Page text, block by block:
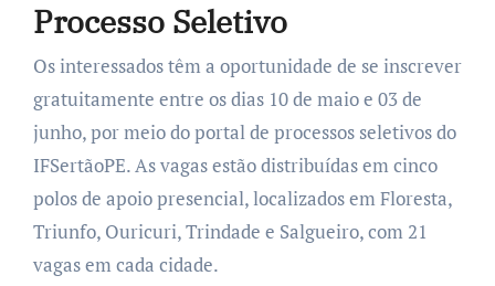
Processo Seletivo
Os interessados têm a oportunidade de se inscrever
gratuitamente entre os dias 10 de maio e 03 de
junho, por meio do portal de processos seletivos do
IFSertãoPE. As vagas estão distribuídas em cinco
polos de apoio presencial, localizados em Floresta,
Triunfo, Ouricuri, Trindade e Salgueiro, com 21
vagas em cada cidade.